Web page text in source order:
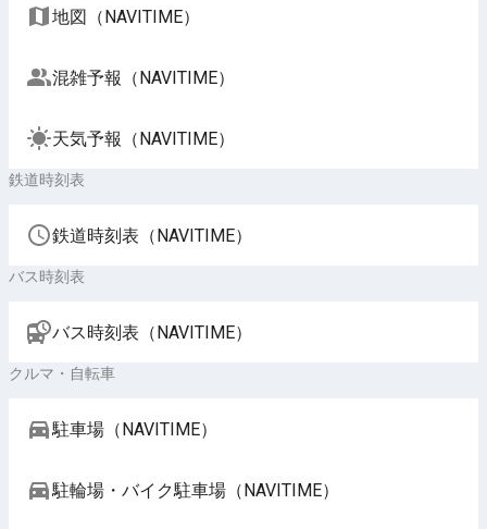
地図（NAVITIME）
混雑予報（NAVITIME）
天気予報（NAVITIME）
鉄道時刻表
鉄道時刻表（NAVITIME）
バス時刻表
バス時刻表（NAVITIME）
クルマ・自転車
駐車場（NAVITIME）
駐輪場・バイク駐車場（NAVITIME）